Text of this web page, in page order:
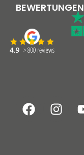
BEWERTUNGEN